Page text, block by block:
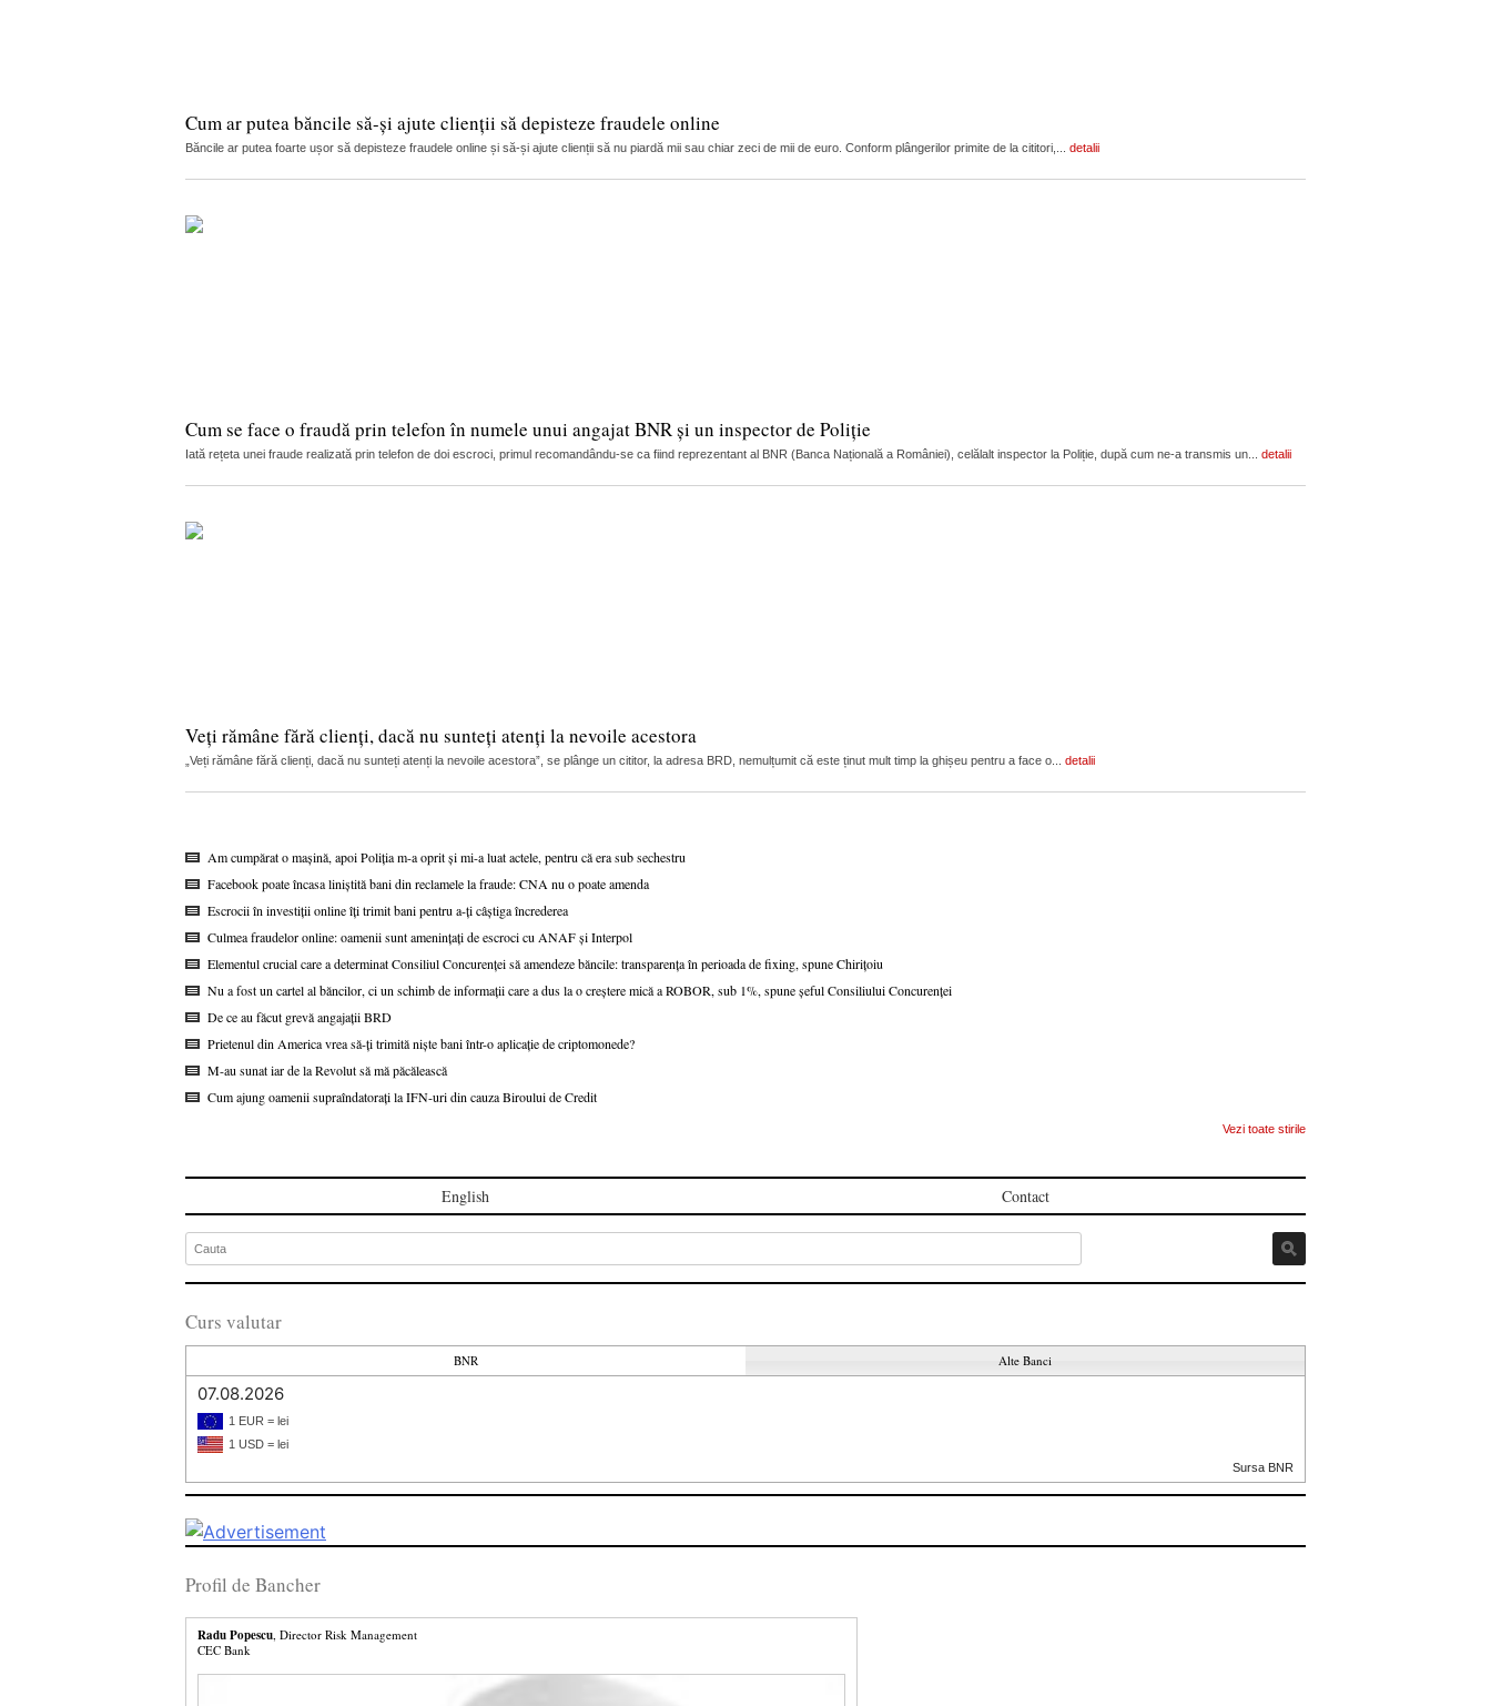
Cum ar putea băncile să-și ajute clienții să depisteze fraudele online
Băncile ar putea foarte ușor să depisteze fraudele online și să-și ajute clienții să nu piardă mii sau chiar zeci de mii de euro. Conform plângerilor primite de la cititori,... detalii
Cum se face o fraudă prin telefon în numele unui angajat BNR și un inspector de Poliție
Iată rețeta unei fraude realizată prin telefon de doi escroci, primul recomandându-se ca fiind reprezentant al BNR (Banca Națională a României), celălalt inspector la Poliție, după cum ne-a transmis un... detalii
Veți rămâne fără clienți, dacă nu sunteți atenți la nevoile acestora
„Veți rămâne fără clienți, dacă nu sunteți atenți la nevoile acestora”, se plânge un cititor, la adresa BRD, nemulțumit că este ținut mult timp la ghișeu pentru a face o... detalii
Am cumpărat o mașină, apoi Poliția m-a oprit și mi-a luat actele, pentru că era sub sechestru
Facebook poate încasa liniștită bani din reclamele la fraude: CNA nu o poate amenda
Escrocii în investiții online îți trimit bani pentru a-ți câștiga încrederea
Culmea fraudelor online: oamenii sunt amenințați de escroci cu ANAF și Interpol
Elementul crucial care a determinat Consiliul Concurenței să amendeze băncile: transparența în perioada de fixing, spune Chirițoiu
Nu a fost un cartel al băncilor, ci un schimb de informații care a dus la o creștere mică a ROBOR, sub 1%, spune șeful Consiliului Concurenței
De ce au făcut grevă angajații BRD
Prietenul din America vrea să-ți trimită niște bani într-o aplicație de criptomonede?
M-au sunat iar de la Revolut să mă păcălească
Cum ajung oamenii supraîndatorați la IFN-uri din cauza Biroului de Credit
Vezi toate stirile
English Contact
Curs valutar
BNR Alte Banci
07.08.2026
1 EUR = lei
1 USD = lei
Sursa BNR
Profil de Bancher
Radu Popescu, Director Risk Management
CEC Bank